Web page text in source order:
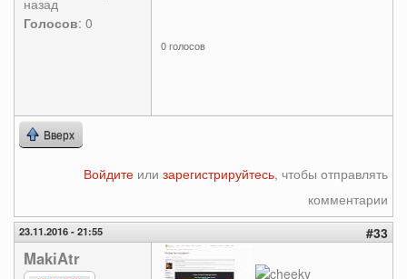
назад
Голосов: 0
0 голосов
Вверх
Войдите или зарегистрируйтесь, чтобы отправлять
комментарии
23.11.2016 - 21:55 #33
MakiAtr